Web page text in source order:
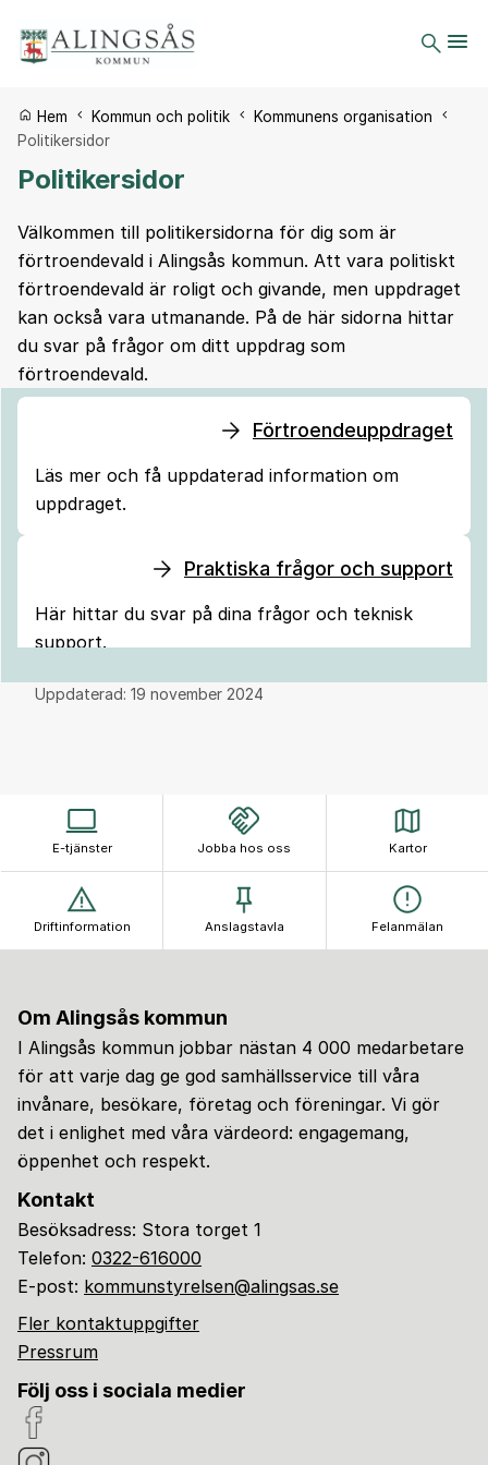
Du är här:
Hem Kommun och politik
Kommunens organisation
Politikersidor
Politikersidor
Välkommen till politikersidorna för dig som är
förtroendevald i Alingsås kommun. Att vara politiskt
förtroendevald är roligt och givande, men uppdraget
kan också vara utmanande. På de här sidorna hittar
du svar på frågor om ditt uppdrag som
förtroendevald.
Förtroendeuppdraget
Läs mer och få uppdaterad information om
uppdraget.
Praktiska frågor och support
Här hittar du svar på dina frågor och teknisk
support.
Uppdaterad: 19 november 2024
E-tjänster Jobba hos oss Kartor
Driftinformation Anslagstavla Felanmälan
Om Alingsås kommun
I Alingsås kommun jobbar nästan 4 000 medarbetare
för att varje dag ge god samhällsservice till våra
invånare, besökare, företag och föreningar. Vi gör
det i enlighet med våra värdeord: engagemang,
öppenhet och respekt.
Kontakt
Besöksadress: Stora torget 1
Telefon: 0322-616000
E-post: kommunstyrelsen@alingsas.se
Fler kontaktuppgifter
Pressrum
Följ oss i sociala medier